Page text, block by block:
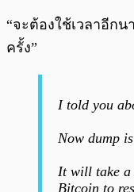
“จะต้องใช้เวลาอีก
ครั้ง”
I told you
Now dump
It will take a
Bitcoin to